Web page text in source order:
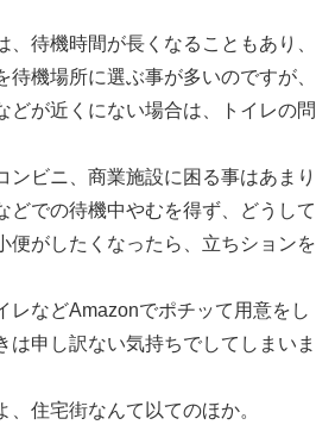
、待機時間が長くなることもあり、
待機場所に選ぶ事が多いのですが、
どが近くにない場合は、トイレの問
ンビニ、商業施設に困る事はあまり
どでの待機中やむを得ず、どうして
便がしたくなったら、立ちションを
レなどAmazonでポチッて用意をし
は申し訳ない気持ちでしてしまいま
、住宅街なんて以てのほか。